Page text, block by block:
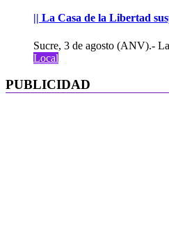
|| La Casa de la Libertad
Sucre, 3 de agosto (ANV).-
Local
PUBLICIDAD